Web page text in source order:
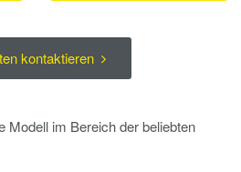
Modell im Bereich der beliebten
kontaktieren